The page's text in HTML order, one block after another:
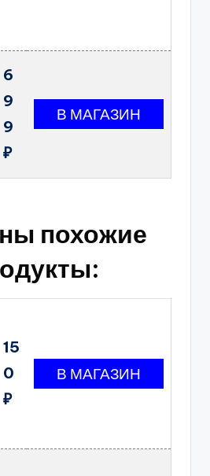
6
9
9
₽
похожие
15
0
₽